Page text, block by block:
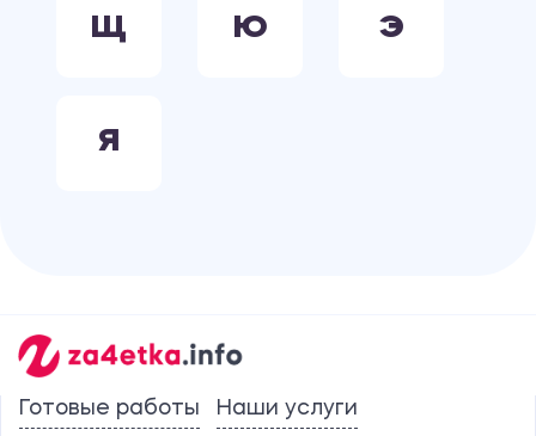
Щ Ю Э
Я
Готовые работы
Наши услуги